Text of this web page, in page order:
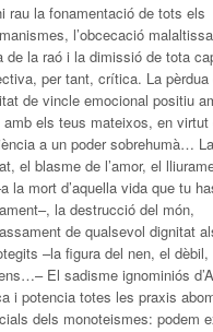
rau la fonamentació de tots els
l’obcecació
de la raó i la dimissió de tota
per tant, crítica. La
de vincle emocional positiu
amb els teus mateixos, en virtut
a un poder sobrehumà…
el blasme de l’amor, el
la mort d’aquella vida que tu
la destrucció del món,
de qualsevol dignitat
–la figura del nen, el dèbil,
El sadisme ignominiós
i potencia totes les praxis
dels monoteismes: podem